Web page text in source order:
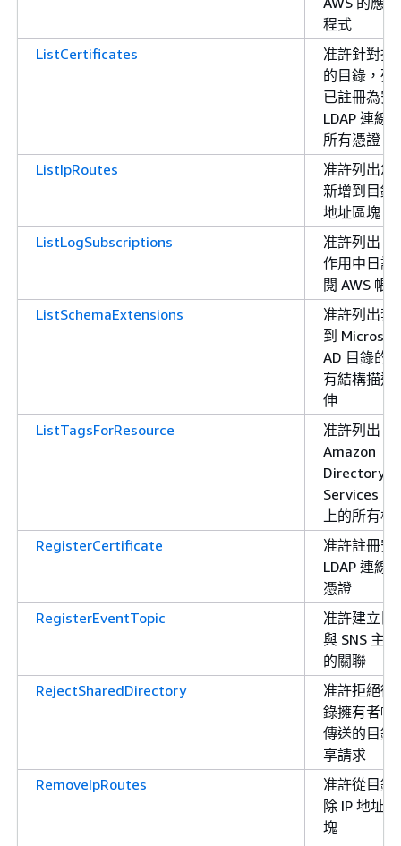
程式
ListCertificates
准許針對指
的目錄，列
已註冊為安
LDAP 連線
所有憑證
ListIpRoutes
准許列出您
新增到目錄
地址區塊
ListLogSubscriptions
准許列出 的
作用中日誌
閱 AWS 帳
ListSchemaExtensions
准許列出套
到
AD 目錄的
有結構描述
伸
ListTagsForResource
准許列出
Amazon
Directory
Services 目
上的所有標
RegisterCertificate
准許註冊安
LDAP 連線
憑證
RegisterEventTopic
准許建立目
與 SNS 主題
的關聯
RejectSharedDirectory
准許拒絕從
錄擁有者帳
傳送的目錄
享請求
RemoveIpRoutes
准許從目錄
除 IP 地址區
塊